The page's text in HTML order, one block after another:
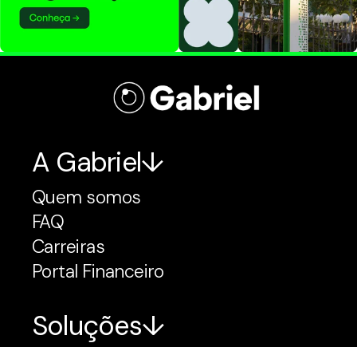
A Gabriel
Quem somos
FAQ
Carreiras
Portal Financeiro
Soluções